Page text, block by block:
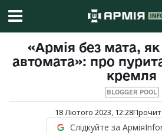
«Армія без мата,
автомата»: про
кремля
BLOGGER POOL
18 Лютого 2023, 12:28
Слідкуйте за